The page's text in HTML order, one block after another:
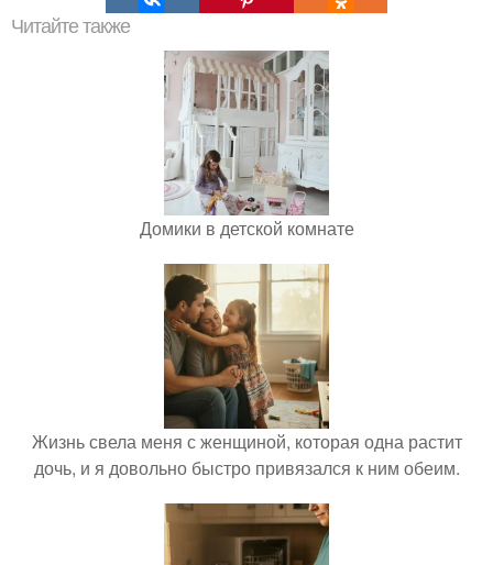
Читайте также
Домики в детской комнате
Жизнь свела меня с женщиной, которая одна растит
дочь, и я довольно быстро привязался к ним обеим.